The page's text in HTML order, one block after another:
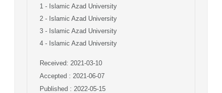
1 - Islamic Azad University
2 - Islamic Azad University
3 - Islamic Azad University
4 - Islamic Azad University
Received: 2021-03-10
Accepted : 2021-06-07
Published : 2022-05-15